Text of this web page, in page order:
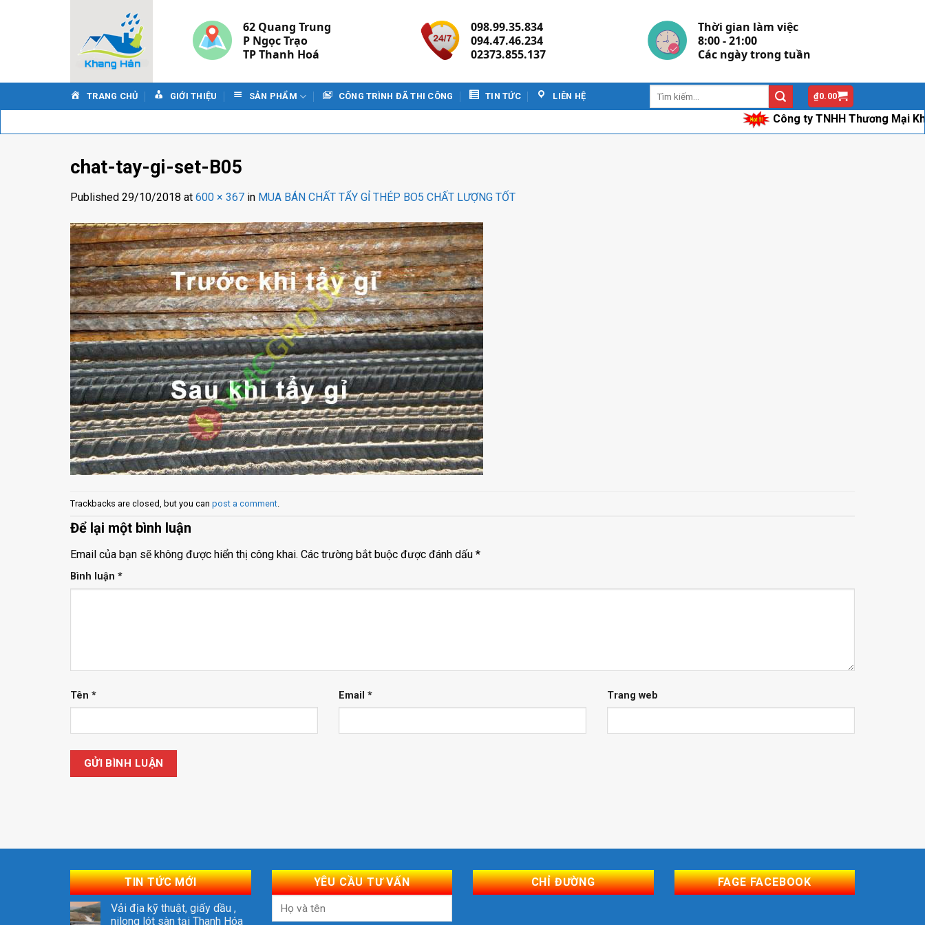
62 Quang Trung
P Ngọc Trạo
TP Thanh Hoá
098.99.35.834
094.47.46.234
02373.855.137
Thời gian làm việc
8:00 - 21:00
Các ngày trong tuần
TRANG CHỦ GIỚI THIỆU SẢN PHẨM CÔNG TRÌNH ĐÃ THI CÔNG TIN TỨC LIÊN HỆ ₫0.00
Công ty TNHH Thương Mại
chat-tay-gi-set-B05
Published 29/10/2018 at 600 × 367 in MUA BÁN CHẤT TẨY GỈ THÉP BO5 CHẤT LƯỢNG TỐT
Trackbacks are closed, but you can post a comment
Để lại một bình luận
Email của bạn sẽ không được hiển thị công khai. Các trường bắt buộc được đánh dấu *
Bình luận *
Tên * Email * Trang web
TIN TỨC MỚI
Vải địa kỹ thuật, giấy dầu ,
nilong lót sàn tại Thanh Hóa
YÊU CẦU TƯ VẤN CHỈ ĐƯỜNG FAGE FACEBOOK